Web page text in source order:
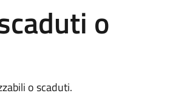
o
o scaduti.